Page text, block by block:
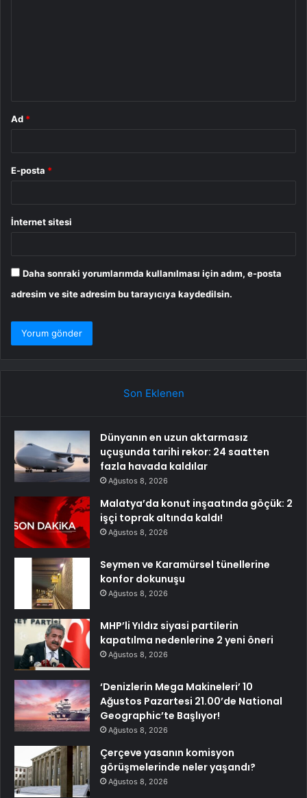
Ad *
E-posta *
İnternet sitesi
Daha sonraki yorumlarımda kullanılması için adım, e-posta
adresim ve site adresim bu tarayıcıya kaydedilsin.
Son Eklenen
Dünyanın en uzun aktarmasız
uçuşunda tarihi rekor: 24 saatten
fazla havada kaldılar
Ağustos 8, 2026
Malatya’da konut inşaatında göçük: 2
işçi toprak altında kaldı!
Ağustos 8, 2026
Seymen ve Karamürsel tünellerine
konfor dokunuşu
Ağustos 8, 2026
MHP’li Yıldız siyasi partilerin
kapatılma nedenlerine 2 yeni öneri
Ağustos 8, 2026
‘Denizlerin Mega Makineleri’ 10
Ağustos Pazartesi 21.00’de National
Geographic’te Başlıyor!
Ağustos 8, 2026
Çerçeve yasanın komisyon
görüşmelerinde neler yaşandı?
Ağustos 8, 2026